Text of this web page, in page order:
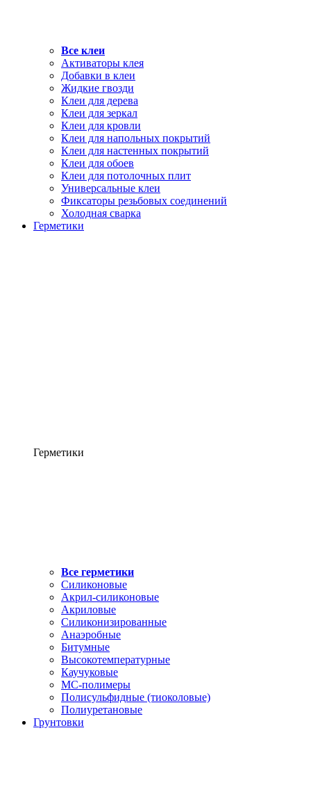
Все клеи
Активаторы клея
Добавки в клеи
Жидкие гвозди
Клеи для дерева
Клеи для зеркал
Клеи для кровли
Клеи для напольных покрытий
Клеи для настенных покрытий
Клеи для обоев
Клеи для потолочных плит
Универсальные клеи
Фиксаторы резьбовых соединений
Холодная сварка
Герметики
Герметики
Все герметики
Силиконовые
Акрил-силиконовые
Акриловые
Силиконизированные
Анаэробные
Битумные
Высокотемпературные
Каучуковые
МС-полимеры
Полисульфидные (тиоколовые)
Полиуретановые
Грунтовки